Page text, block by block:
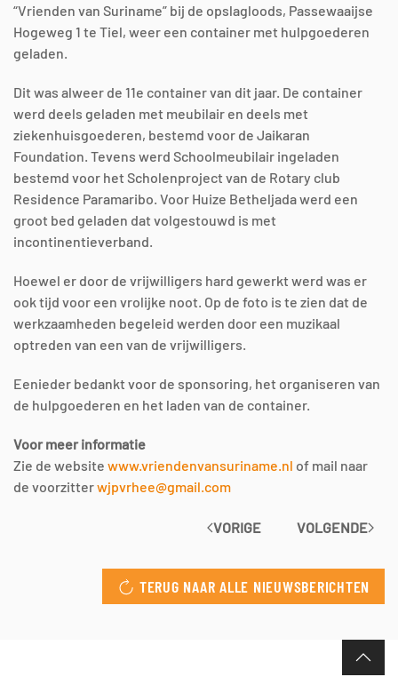
“Vrienden van Suriname” bij de opslagloods, Passewaaijse
Hogeweg 1 te Tiel, weer een container met hulpgoederen
geladen.
Dit was alweer de 11e container van dit jaar. De container
werd deels geladen met meubilair en deels met
ziekenhuisgoederen, bestemd voor de Jaikaran
Foundation. Tevens werd Schoolmeubilair ingeladen
bestemd voor het Scholenproject van de Rotary club
Residence Paramaribo. Voor Huize Betheljada werd een
groot bed geladen dat volgestouwd is met
incontinentieverband.
Hoewel er door de vrijwilligers hard gewerkt werd was er
ook tijd voor een vrolijke noot. Op de foto is te zien dat de
werkzaamheden begeleid werden door een muzikaal
optreden van een van de vrijwilligers.
Eenieder bedankt voor de sponsoring, het organiseren van
de hulpgoederen en het laden van de container.
Voor meer informatie
Zie de website www.vriendenvansuriname.nl of mail naar
de voorzitterwjpvrhee@gmail.com
VORIGE VOLGENDE
TERUG NAAR ALLE NIEUWSBERICHTEN